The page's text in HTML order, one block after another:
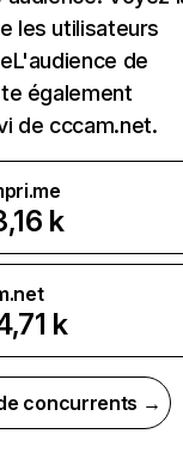
les utilisateurs
de
également
de cccam.net.
k
k
concurrents →